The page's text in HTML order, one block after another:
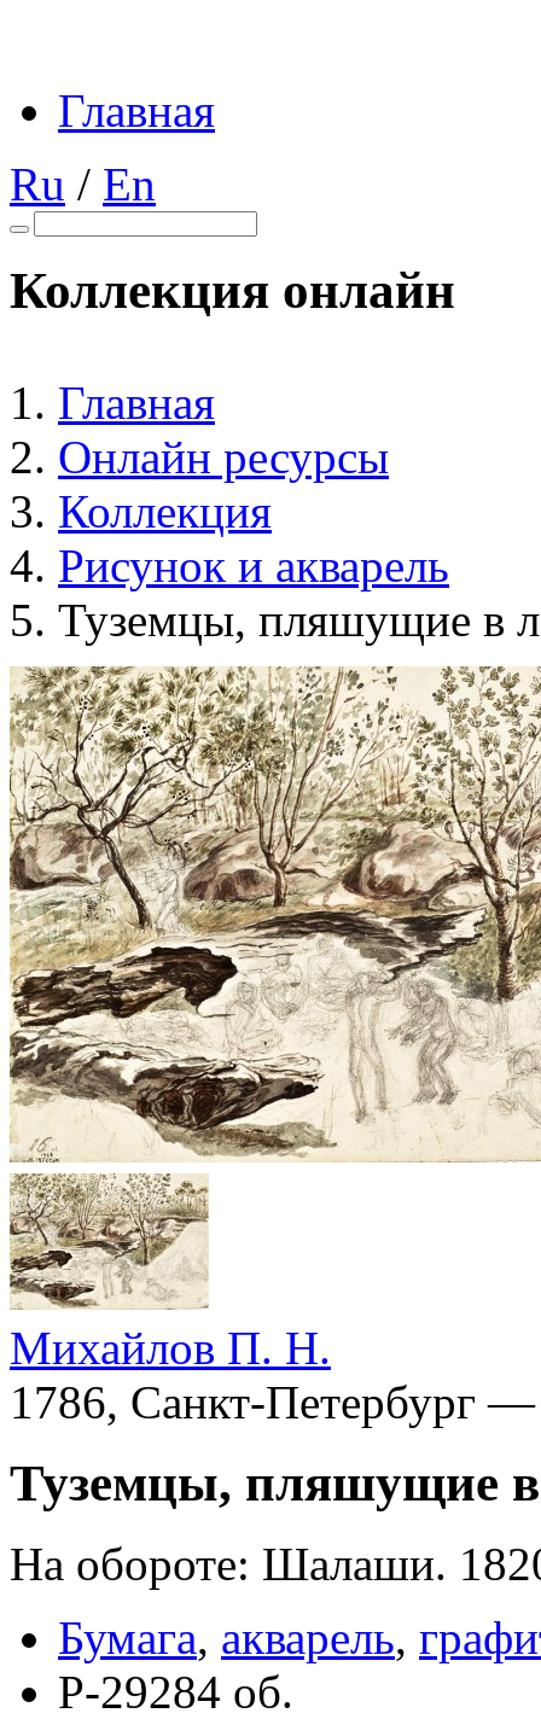
Главная
Ru / En
Коллекция онлайн
Главная
Онлайн ресурсы
Коллекция
Рисунок и акварель
Туземцы, пляшущие в
Михайлов П. Н.
1786, Санкт-Петербург
Туземцы, пляшущие
На обороте: Шалаши.
Бумага, акварель,
Р-29284 об.